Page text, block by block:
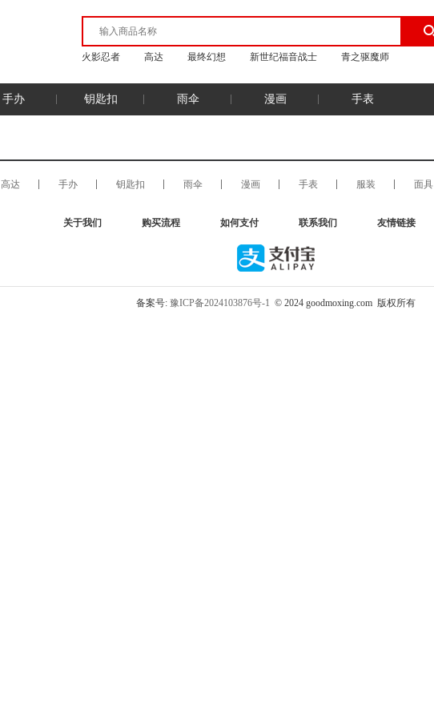
火影忍者 高达 最终幻想 新世纪福音战士 青之驱魔师
手办 钥匙扣 雨伞 漫画 手表
高达 手办 钥匙扣 雨伞 漫画 手表 服装 面具
关于我们 购买流程 如何支付 联系我们 友情链接
备案号: 豫ICP备2024103876号-1 © 2024 goodmoxing.com 版权所有